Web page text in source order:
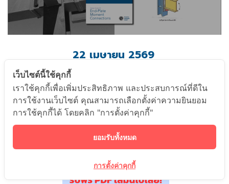
22 เมษายน​ 2569
เวลา 10.00-12.00 น.
ผ่านZoom Online
เว็บไซต์นี้ใช้คุกกี้
เราใช้คุกกี้เพื่อเพิ่มประสิทธิภาพ และประสบการณ์ที่ดีใน
การใช้งานเว็บไซต์ คุณสามารถเลือกตั้งค่าความยินยอม
การใช้คุกกี้ได้ โดยคลิก "การตั้งค่าคุกกี้"
ยอมรับทั้งหมด
การตั้งค่าคุกกี้